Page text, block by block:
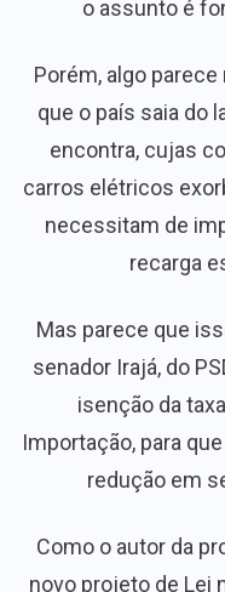
o assunto é
Porém, algo
que o país saia do
encontra, cujas
carros elétricos
necessitam de
recarga
Mas parece que
senador Irajá, do
isenção da
Importação, para
redução em
Como o autor da
novo projeto de Lei